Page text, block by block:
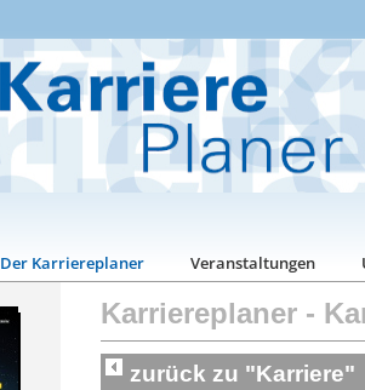
Der Karriereplaner Veranstaltungen
Karriereplaner -
zurück zu "Karriere"